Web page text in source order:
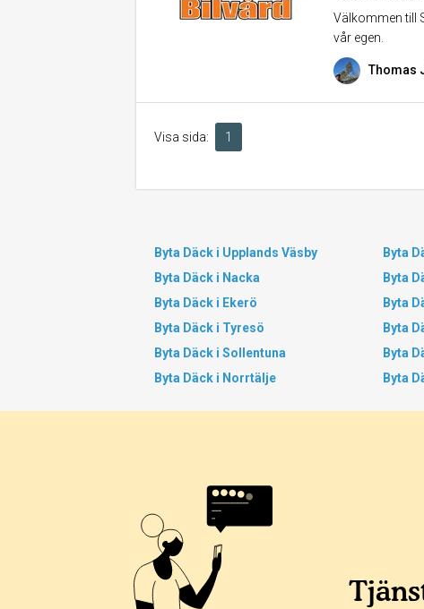
Välkommen till
vår egen.
Thomas
Visa sida: 1
Byta Däck i Upplands Väsby Byta
Byta Däck i Nacka
Byta
Byta Däck i Ekerö
Byta
Byta Däck i Tyresö
Byta
Byta Däck i Sollentuna
Byta
Byta Däck i Norrtälje
Byta